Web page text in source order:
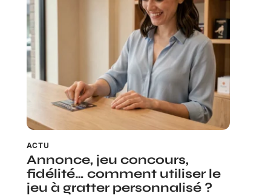
ACTU
Annonce, jeu concours,
fidélité… comment utiliser le
jeu à gratter personnalisé ?